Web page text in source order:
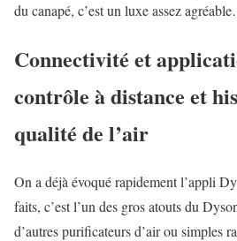
du canapé, c’est un luxe assez
Connectivité et
contrôle à distance et
qualité de l’air
On a déjà évoqué rapidement l’appli
faits, c’est l’un des gros atouts du
d’autres purificateurs d’air ou simples